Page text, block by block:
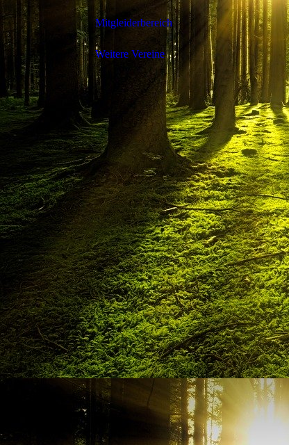
Mitgleiderbereich
Weitere Vereine